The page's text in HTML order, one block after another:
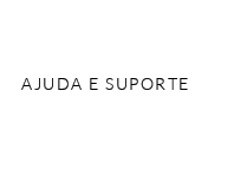
AJUDA E SUPORTE